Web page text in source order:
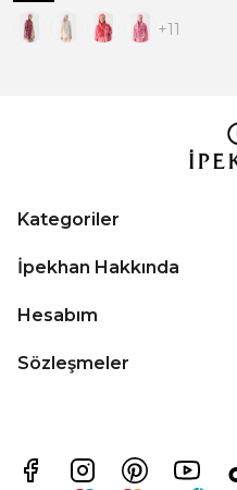
+11
Kategoriler
İpekhan Hakkında
Hesabım
Sözleşmeler